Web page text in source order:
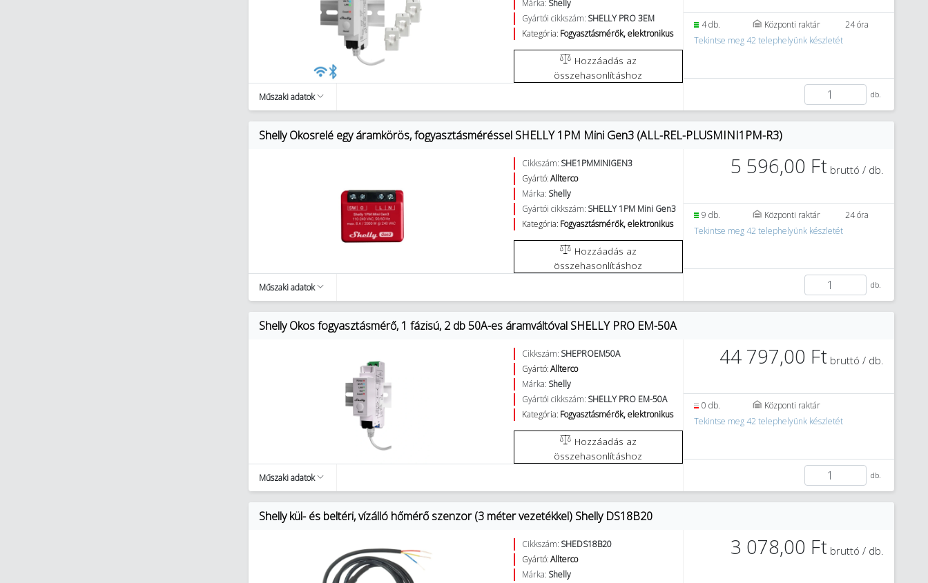
Márka: Shelly
Gyártói cikkszám: SHELLY PRO 3EM
Kategória: Fogyasztásmérők, elektronikus
összehasonlításhoz
Műszaki adatok
4 db. Központi raktár
24 óra
Tekintse meg 42 telephelyünk készletét
db.
Shelly Okosrelé egy áramkörös, fogyasztásméréssel SHELLY 1PM Mini Gen3 (ALL-REL-PLUSMINI1PM-R3)
Cikkszám: SHE1PMMINIGEN3
Gyártó:Allterco
Márka: Shelly
Gyártói cikkszám: SHELLY 1PM Mini Gen3
Kategória: Fogyasztásmérők, elektronikus
összehasonlításhoz
Műszaki adatok
5 596,00 Ft bruttó / db.
9 db. Központi raktár
24 óra
Tekintse meg 42 telephelyünk készletét
db.
Shelly Okos fogyasztásmérő, 1 fázisú, 2 db 50A-es áramváltóval SHELLY PRO EM-50A
Cikkszám: SHEPROEM50A
Gyártó:Allterco
Márka: Shelly
Gyártói cikkszám: SHELLY PRO EM-50A
Kategória: Fogyasztásmérők, elektronikus
összehasonlításhoz
Műszaki adatok
44 797,00 Ft bruttó / db.
0 db.
Központi raktár
Tekintse meg 42 telephelyünk készletét
db.
Shelly kül- és beltéri, vízálló hőmérő szenzor (3 méter vezetékkel) Shelly DS18B20
Cikkszám: SHEDS18B20
Gyártó:Allterco
Márka: Shelly
3 078,00 Ft bruttó / db.